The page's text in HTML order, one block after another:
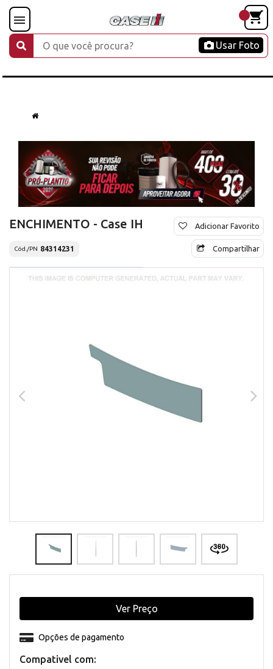
Usar Foto
ENCHIMENTO - Case IH
Cód./PN 84314231
Adicionar Favorito
Compartilhar
Compativel com:
Opções de pagamento
Ver Preço